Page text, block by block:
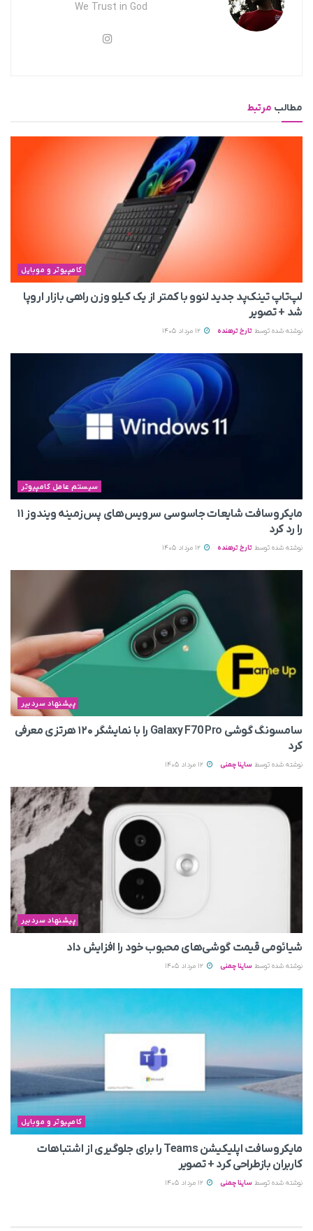
We Trust in God
مطالب مرتبط
کامپیوتر و موبایل
لپ‌تاپ تینک‌پد جدید لنوو با کمتر از یک کیلو وزن راهی بازار اروپا
شد + تصویر
نوشته شده توسط تارخ ترهنده
سیستم عامل کامپیوتر
مایکروسافت شایعات جاسوسی سرویس‌های پس‌زمینه ویندوز ۱۱
را رد کرد
نوشته شده توسط تارخ ترهنده
پیشنهاد سردبیر
سامسونگ گوشی Galaxy F70 Pro را با نمایشگر ۱۲۰ هرتزی معرفی
کرد
نوشته شده توسط ساینا چمنی
پیشنهاد سردبیر
شیائومی قیمت گوشی‌های محبوب خود را افزایش داد
نوشته شده توسط ساینا چمنی
کامپیوتر و موبایل
مایکروسافت اپلیکیشن Teams را برای جلوگیری از اشتباهات
کاربران بازطراحی کرد + تصویر
نوشته شده توسط ساینا چمنی